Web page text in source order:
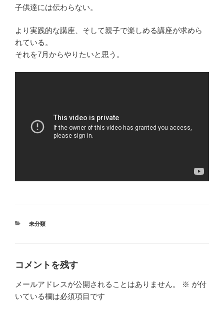
子供達には伝わらない。
より実践的な講座、そして親子で楽しめる講座が求めら
れている。
それを7月からやりたいと思う。
カ
未分類
コメントを残す
メールアドレスが公開されることはありません。 ※ が付
いている欄は必須項目です